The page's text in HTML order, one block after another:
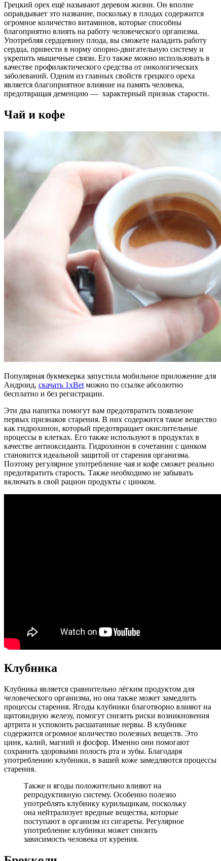
Грецкий орех ещё называют деревом жизни. Он вполне
оправдывает это название, поскольку в плодах содержится
огромное количество витаминов, которые способны
благоприятно влиять на работу человеческого организма.
Употребляя сердцевину плода, вы сможете наладить работу
сердца, привести в норму опорно-двигательную систему и
укрепить мышечные связи. Его также можно использовать в
качестве профилактического средства от онкологических
заболеваний. Одним из главных свойств грецкого ореха
является благоприятное влияние на память человека,
предотвращая деменцию — характерный признак старости.
Чай и кофе
Популярная букмекерка запустила мобильное приложение для
Андроид, скачать 1xBet можно по ссылке абсолютно
бесплатно и без регистрации.
Эти два напитка помогут вам предотвратить появление
первых признаков старения. В них содержится такое вещество
как гидрохинон, который предотвращает окислительные
процессы в клетках. Его также используют в продуктах в
качестве антиоксиданта. Гидрохинон в сочетании с цинком
становится идеальной защитой от старения организма.
Поэтому регулярное употребление чая и кофе сможет реально
предотвратить старость. Также необходимо не забывать
включать в свой рацион продукты с цинком.
Клубника
Клубника является сравнительно лёгким продуктом для
человеческого организма, но она также может замедлить
процессы старения. Ягоды клубники благотворно влияют на
щитовидную железу, помогут снизить риски возникновения
артрита и успокоить расшатанные нервы. В клубнике
содержится огромное количество полезных веществ. Это
цинк, калий, магний и фосфор. Именно они помогают
сохранить здоровыми полость рта и зубы. Благодаря
употреблению клубники, в вашей коже замедляются процессы
старения.
Также и ягоды положительно влияют на
репродуктивную систему. Особенно полезно
употреблять клубнику курильщикам, поскольку
она нейтрализует вредные вещества, которые
поступают в организм из сигареты. Регулярное
употребление клубники может снизить
зависимость человека от курения.